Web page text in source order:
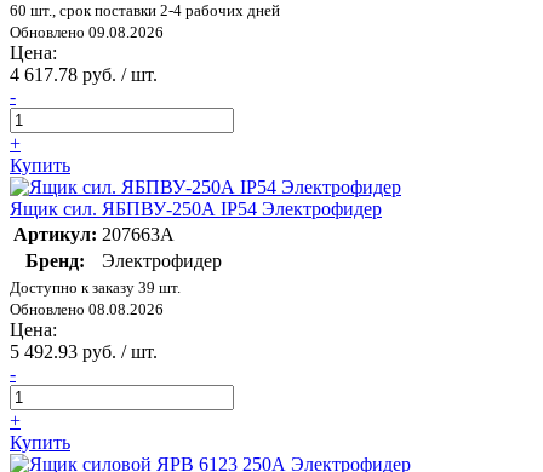
60 шт., срок поставки 2-4 рабочих дней
Обновлено 09.08.2026
Цена:
4 617.78 руб. / шт.
-
+
Купить
Ящик сил. ЯБПВУ-250А IP54 Электрофидер
Артикул: 207663А
Бренд:
Электрофидер
Доступно к заказу 39 шт.
Обновлено 08.08.2026
Цена:
5 492.93 руб. / шт.
-
+
Купить